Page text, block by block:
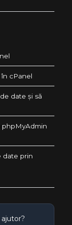
cPanel
date și să
phpMyAdmin
date prin